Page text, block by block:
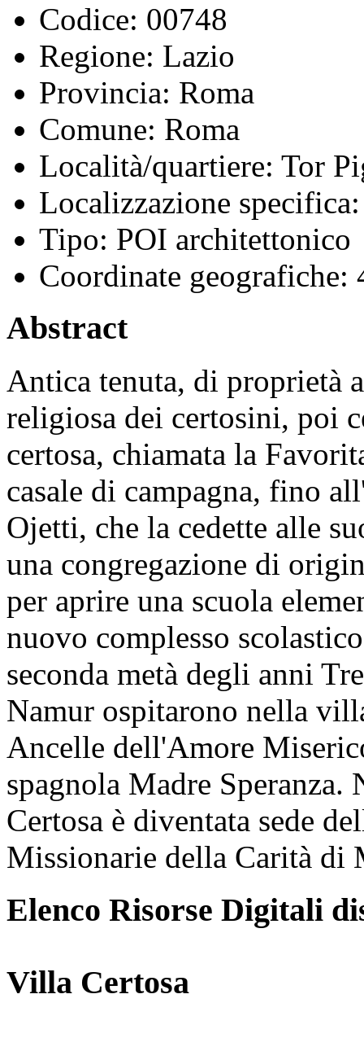
Codice: 00748
Regione: Lazio
Provincia: Roma
Comune: Roma
Località/quartiere: Tor
Localizzazione specifica:
Tipo: POI architettonico
Coordinate geografiche:
Abstract
Antica tenuta, di proprietà
religiosa dei certosini, poi
certosa, chiamata la
casale di campagna, fino
Ojetti, che la cedette alle
una congregazione di
per aprire una scuola
nuovo complesso
seconda metà degli anni
Namur ospitarono nella
Ancelle dell'Amore
spagnola Madre
Certosa è diventata sede
Missionarie della Carità di
Elenco Risorse Digitali
Villa Certosa